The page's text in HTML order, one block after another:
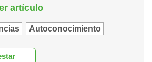
artículo
Autoconocimiento